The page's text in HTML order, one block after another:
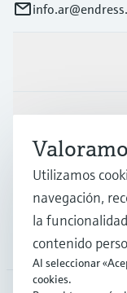
Soporte
Compañía
Utilizamos
navegación,
la
contenido
Al seleccionar
cookies.